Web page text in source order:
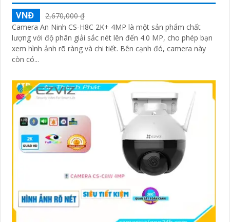
VNĐ
2,670,000 ₫
Camera An Ninh CS-H8C 2K+ 4MP là một sản phẩm chất
lượng với độ phân giải sắc nét lên đến 4.0 MP, cho phép bạn
xem hình ảnh rõ ràng và chi tiết. Bên cạnh đó, camera này
còn có...